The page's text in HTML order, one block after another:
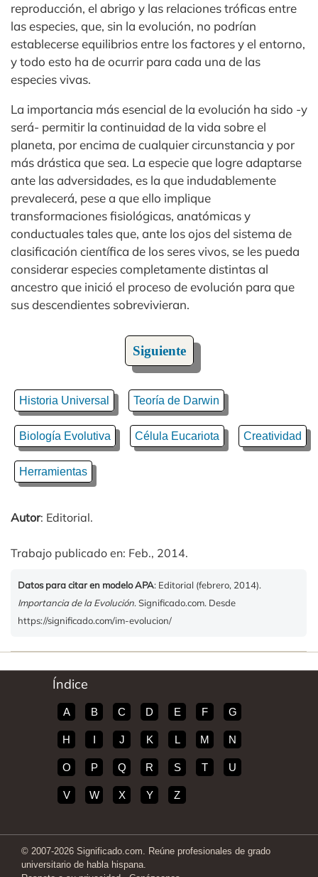
reproducción, el abrigo y las relaciones tróficas entre
las especies, que, sin la evolución, no podrían
establecerse equilibrios entre los factores y el entorno,
y todo esto ha de ocurrir para cada una de las
especies vivas.
La importancia más esencial de la evolución ha sido -y
será- permitir la continuidad de la vida sobre el
planeta, por encima de cualquier circunstancia y por
más drástica que sea. La especie que logre adaptarse
ante las adversidades, es la que indudablemente
prevalecerá, pese a que ello implique
transformaciones fisiológicas, anatómicas y
conductuales tales que, ante los ojos del sistema de
clasificación científica de los seres vivos, se les pueda
considerar especies completamente distintas al
ancestro que inició el proceso de evolución para que
sus descendientes sobrevivieran.
Siguiente
Historia Universal Teoría de Darwin
Biología Evolutiva Célula Eucariota Creatividad
Herramientas
Autor: Editorial.
Trabajo publicado en: Feb., 2014.
Datos para citar en modelo APA: Editorial (febrero, 2014).
Importancia de la Evolución. Significado.com. Desde
https://significado.com/im-evolucion/
Índice
A B C D E F G
H I J K L M N
O P Q R S T U
V W X Y Z
© 2007-2026 Significado.com. Reúne profesionales de grado
universitario de habla hispana.